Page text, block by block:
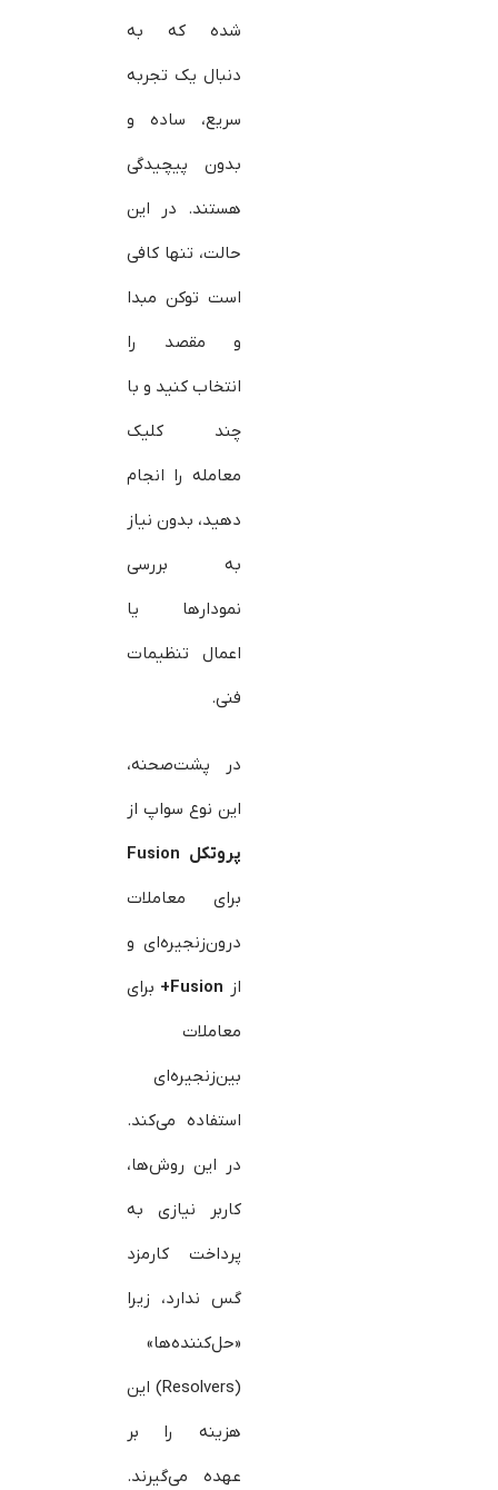
شده که به
دنبال یک تجربه
سریع، ساده و
بدون پیچیدگی
هستند. در این
حالت، تنها کافی
است توکن مبدا
و مقصد را
انتخاب کنید و با
چند کلیک
معامله را انجام
دهید، بدون نیاز
به بررسی
نمودارها یا
اعمال تنظیمات
فنی.
در پشت‌صحنه،
این نوع سواپ از
پروتکل
برای معاملات
درون‌زنجیره‌ای و
از Fusion+
برای
معاملات
بین‌زنجیره‌ای
استفاده می‌کند.
در این روش‌ها،
کاربر نیازی به
پرداخت کارمزد
گس ندارد، زیرا
«حل‌کننده‌ها»
(Resolvers) این
هزینه را بر
عهده می‌گیرند.